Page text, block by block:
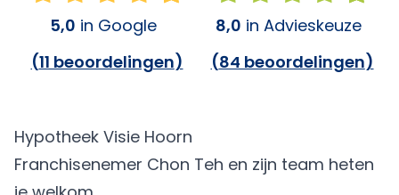
5,0 in Google
(11 beoordelingen)
8,0 in Advieskeuze
(84 beoordelingen)
Hypotheek Visie Hoorn
Franchisenemer Chon Teh en zijn team heten